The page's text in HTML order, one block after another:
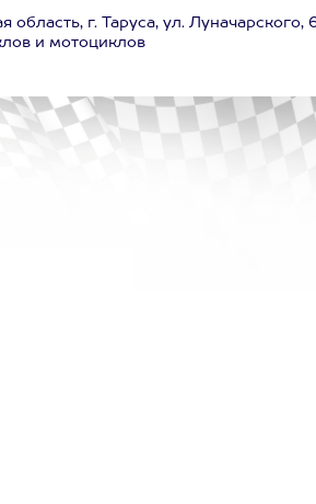
область, г. Таруса, ул. Луначарского,
и мотоциклов